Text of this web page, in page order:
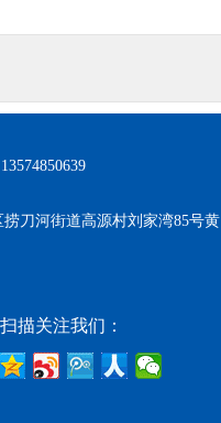
13574850639
刀河街道高源村刘家湾85号黄
描关注我们：